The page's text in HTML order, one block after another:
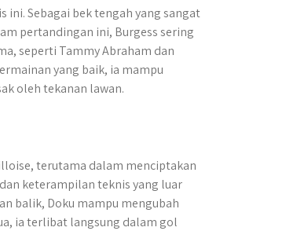
Sebagai bek tengah yang sangat
pertandingan ini, Burgess sering
seperti Tammy Abraham dan
yang baik, ia mampu
oleh tekanan lawan.
terutama dalam menciptakan
keterampilan teknis yang luar
balik, Doku mampu mengubah
ia terlibat langsung dalam gol